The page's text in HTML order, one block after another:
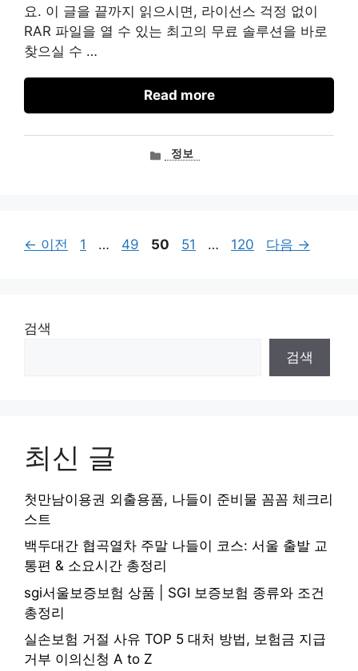
요. 이 글을 끝까지 읽으시면, 라이선스 걱정 없이
RAR 파일을 열 수 있는 최고의 무료 솔루션을 바로
찾으실 수 …
Read more
카정보
← 이전
페
1 …
페
49
페
50
페
51 …
페
120 다음 →
검색
검색
최신 글
첫만남이용권 외출용품, 나들이 준비물 꼼꼼 체크리
스트
백두대간 협곡열차 주말 나들이 코스: 서울 출발 교
통편 & 소요시간 총정리
sgi서울보증보험 상품 | SGI 보증보험 종류와 조건
총정리
실손보험 거절 사유 TOP 5 대처 방법, 보험금 지급
거부 이의신청 A to Z